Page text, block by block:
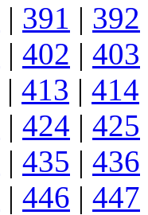
| 391 | 392
| 402 | 403
| 413 | 414
| 424 | 425
| 435 | 436
| 446 | 447